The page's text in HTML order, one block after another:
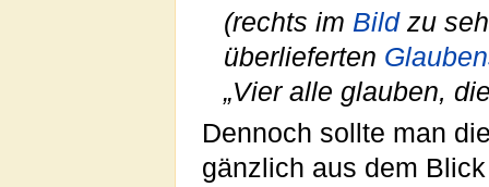
(rechts im Bildzu
überlieferten
„Vier alle glauben,
Dennoch sollte man
gänzlich aus dem